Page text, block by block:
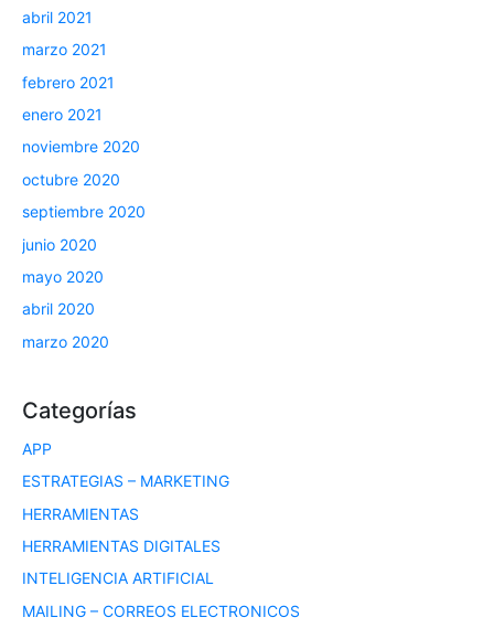
abril 2021
marzo 2021
febrero 2021
enero 2021
noviembre 2020
octubre 2020
septiembre 2020
junio 2020
mayo 2020
abril 2020
marzo 2020
Categorías
APP
ESTRATEGIAS – MARKETING
HERRAMIENTAS
HERRAMIENTAS DIGITALES
INTELIGENCIA ARTIFICIAL
MAILING – CORREOS ELECTRONICOS